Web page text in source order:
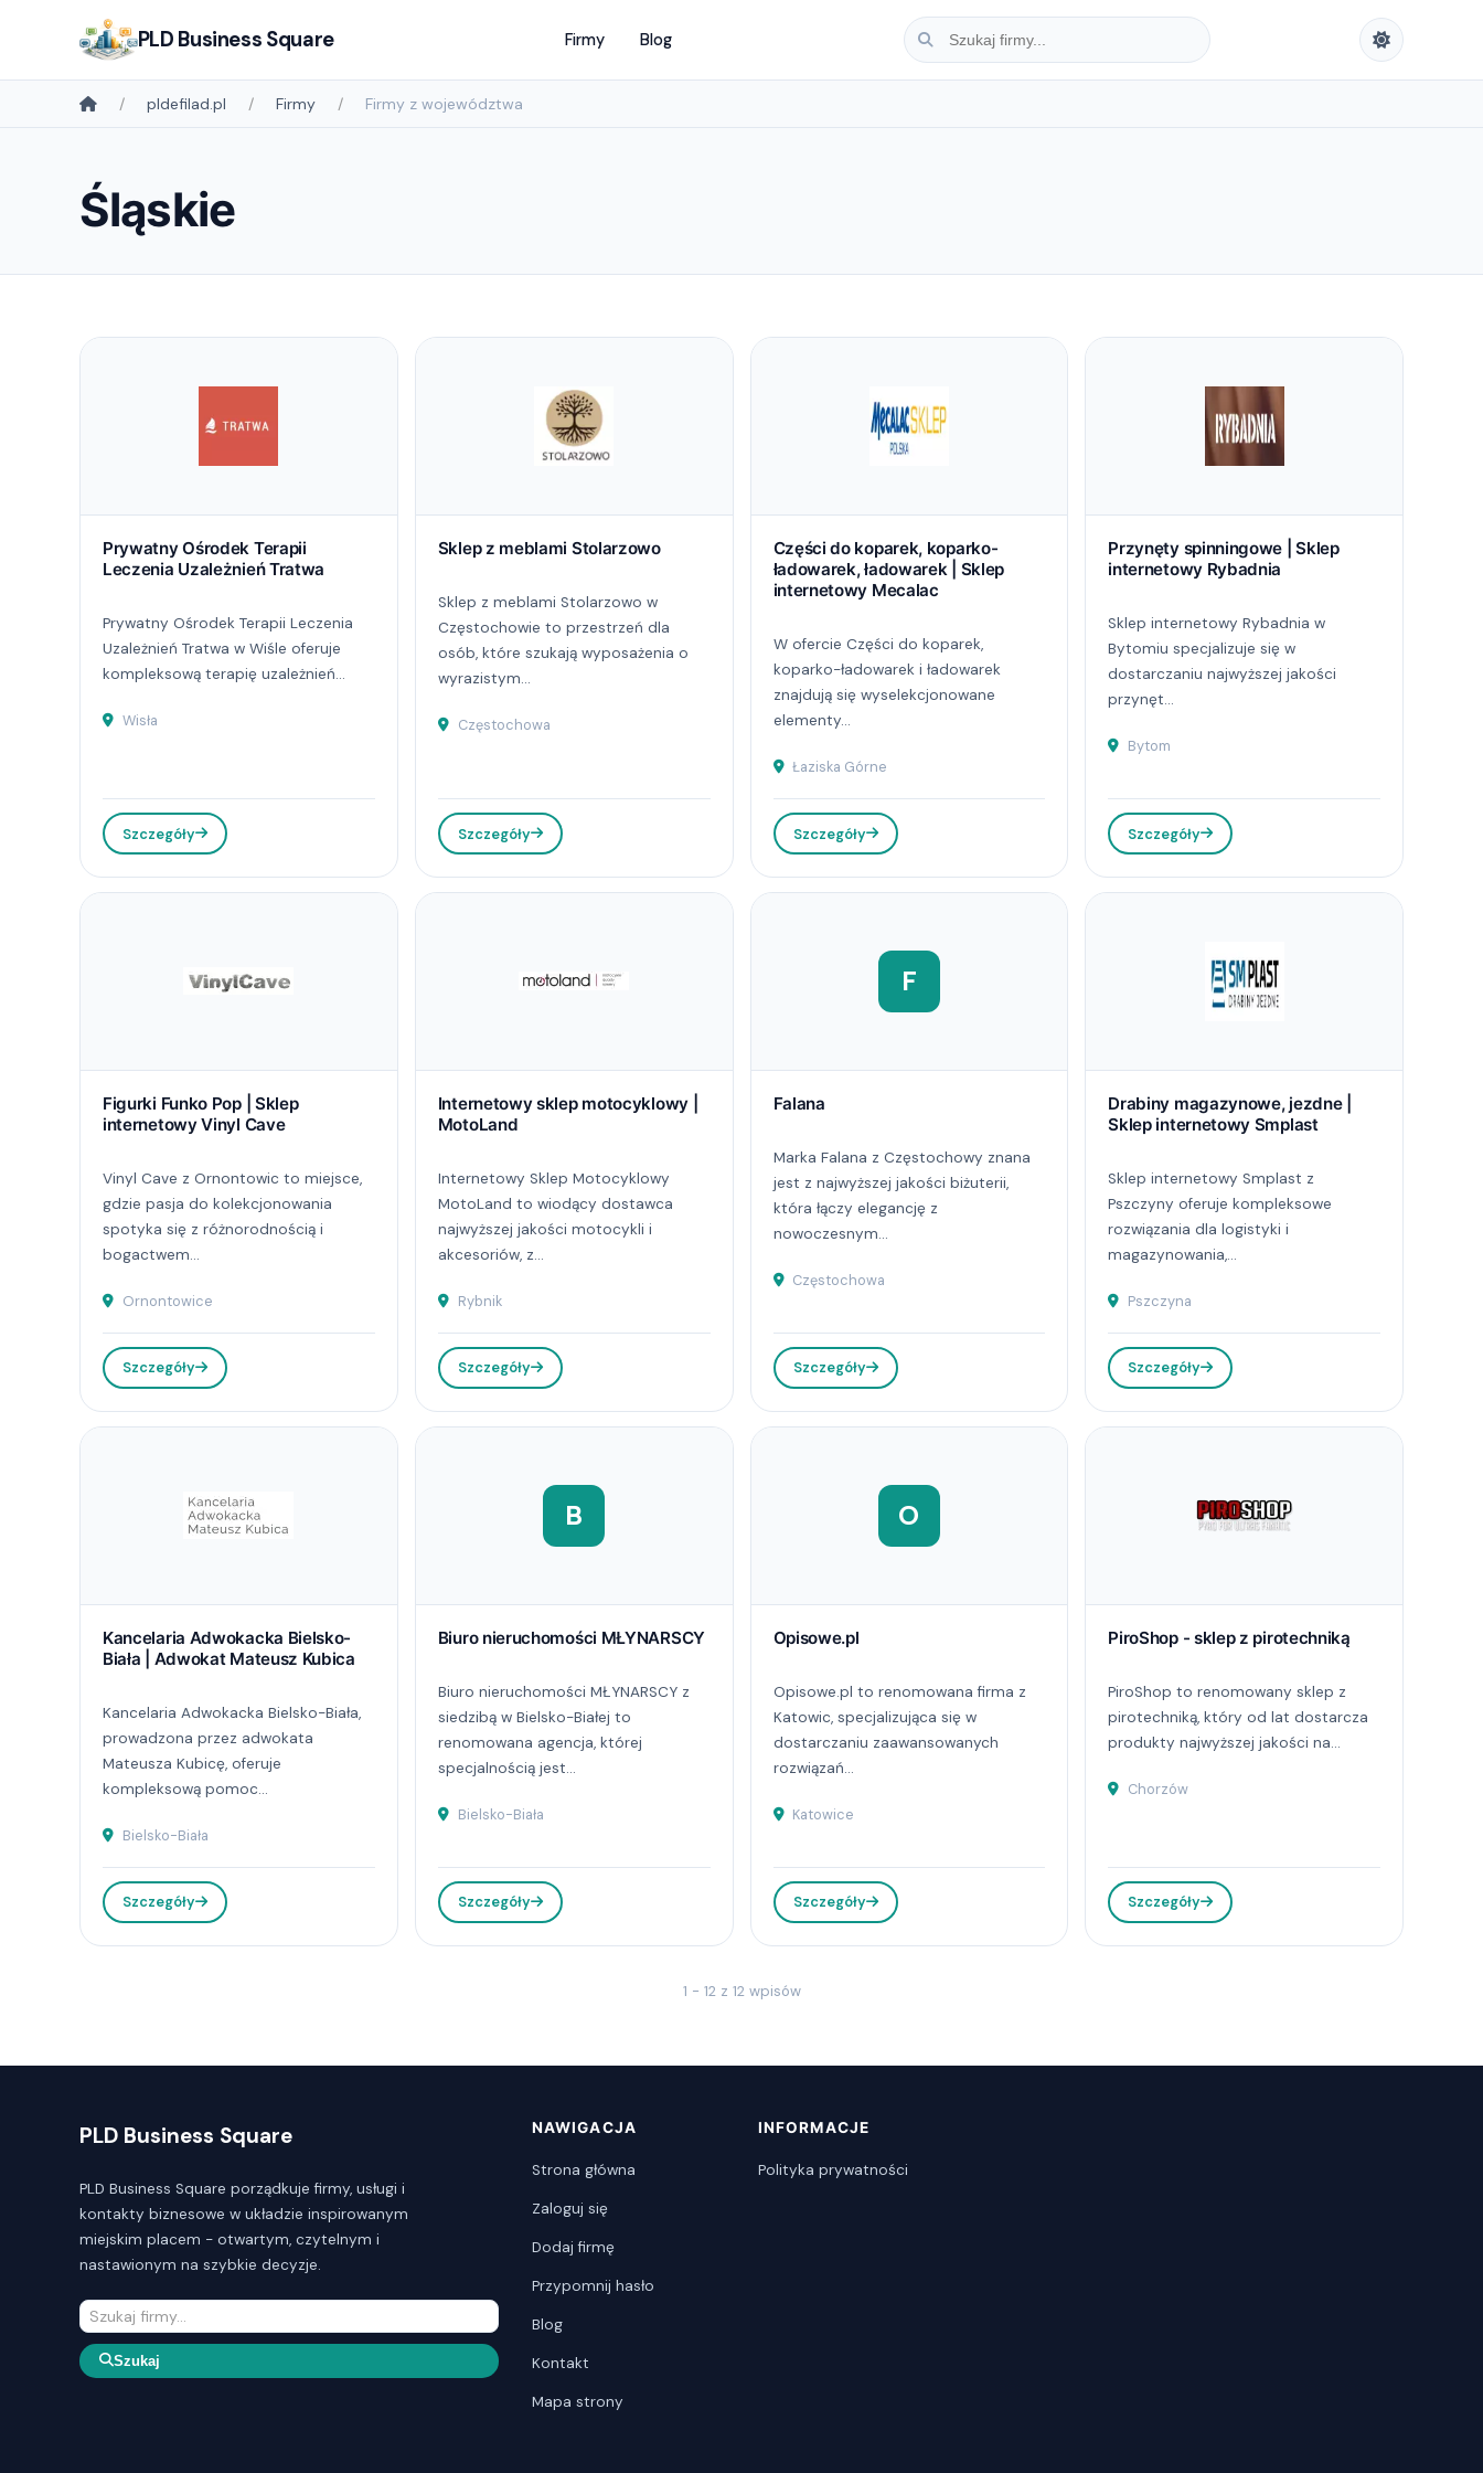
PLD Business Square Firmy Blog
pldefilad.pl Firmy Firmy z województwa
Śląskie
Prywatny Ośrodek Terapii
Leczenia Uzależnień Tratwa
Prywatny Ośrodek Terapii Leczenia
Uzależnień Tratwa w Wiśle oferuje
kompleksową terapię uzależnień...
Wisła
Szczegóły
Sklep z meblami Stolarzowo
Sklep z meblami Stolarzowo w
Częstochowie to przestrzeń dla
osób, które szukają wyposażenia o
wyrazistym...
Częstochowa
Szczegóły
Części do koparek, koparko-
ładowarek, ładowarek | Sklep
internetowy Mecalac
W ofercie Części do koparek,
koparko-ładowarek i ładowarek
znajdują się wyselekcjonowane
elementy...
Łaziska Górne
Szczegóły
Przynęty spinningowe | Sklep
internetowy Rybadnia
Sklep internetowy Rybadnia w
Bytomiu specjalizuje się w
dostarczaniu najwyższej jakości
przynęt...
Bytom
Szczegóły
Figurki Funko Pop | Sklep
internetowy Vinyl Cave
Vinyl Cave z Ornontowic to miejsce,
gdzie pasja do kolekcjonowania
spotyka się z różnorodnością i
bogactwem...
Ornontowice
Szczegóły
Internetowy sklep motocyklowy |
MotoLand
Internetowy Sklep Motocyklowy
MotoLand to wiodący dostawca
najwyższej jakości motocykli i
akcesoriów, z...
Rybnik
Szczegóły
F
Falana
Marka Falana z Częstochowy znana
jest z najwyższej jakości biżuterii,
która łączy elegancję z
nowoczesnym...
Częstochowa
Szczegóły
Drabiny magazynowe, jezdne |
Sklep internetowy Smplast
Sklep internetowy Smplast z
Pszczyny oferuje kompleksowe
rozwiązania dla logistyki i
magazynowania,...
Pszczyna
Szczegóły
Kancelaria Adwokacka Bielsko-
Biała | Adwokat Mateusz Kubica
Kancelaria Adwokacka Bielsko-Biała,
prowadzona przez adwokata
Mateusza Kubicę, oferuje
kompleksową pomoc...
Bielsko-Biała
Szczegóły
B
Biuro nieruchomości MŁYNARSCY
Biuro nieruchomości MŁYNARSCY z
siedzibą w Bielsko-Białej to
renomowana agencja, której
specjalnością jest...
Bielsko-Biała
Szczegóły
O
Opisowe.pl
Opisowe.pl to renomowana firma z
Katowic, specjalizująca się w
dostarczaniu zaawansowanych
rozwiązań...
Katowice
Szczegóły
PiroShop - sklep z pirotechniką
PiroShop to renomowany sklep z
pirotechniką, który od lat dostarcza
produkty najwyższej jakości na...
Chorzów
Szczegóły
1 - 12 z 12 wpisów
PLD Business Square
PLD Business Square porządkuje firmy, usługi i
kontakty biznesowe w układzie inspirowanym
miejskim placem - otwartym, czytelnym i
nastawionym na szybkie decyzje.
Szukaj
NAWIGACJA
Strona główna
Zaloguj się
Dodaj firmę
Przypomnij hasło
Blog
Kontakt
Mapa strony
INFORMACJE
Polityka prywatności